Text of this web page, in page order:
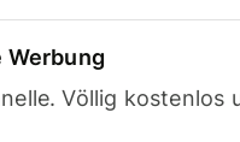
Werbung
Völlig kostenlos